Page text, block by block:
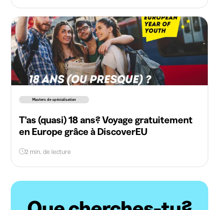
Masters de spécialisation
T'as (quasi) 18 ans? Voyage gratuitement
en Europe grâce à DiscoverEU
2 min. de lecture